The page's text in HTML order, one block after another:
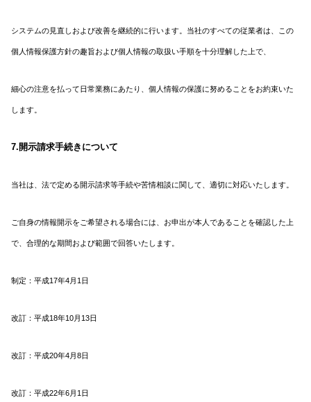
システムの見直しおよび改善を継続的に行います。 当社のすべての従業者は、この
個人情報保護方針の趣旨および個人情報の取扱い手順を十分理解した上で、
細心の注意を払って日常業務にあたり、個人情報の保護に努めることをお約束いた
します。
7.開示請求手続きについて
当社は、法で定める開示請求等手続や苦情相談に関して、適切に対応いたします。
ご自身の情報開示をご希望される場合には、お申出が本人であることを確認した上
で、 合理的な期間および範囲で回答いたします。
制定：平成17年4月1日
改訂：平成18年10月13日
改訂 ：平成20年4月8日
改訂 ：平成22年6月1日